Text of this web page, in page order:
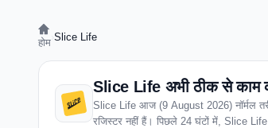
होम Slice Life
Slice Life अभी ठीक से काम
Slice Life आज (9 August 2026) नॉर्मल
रजिस्टर नहीं हैं। पिछले 24 घंटों में, Slice